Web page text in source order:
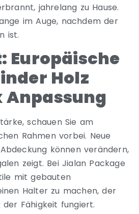
jahrelang zu Hause.
im Auge, nachdem der
ist.
Europäische
Holz
Anpassung
schauen Sie am
Rahmen vorbei. Neue
können verändern,
zeigt. Bei Jialan Package
mit gebauten
Halter zu machen, der
Fähigkeit fungiert.